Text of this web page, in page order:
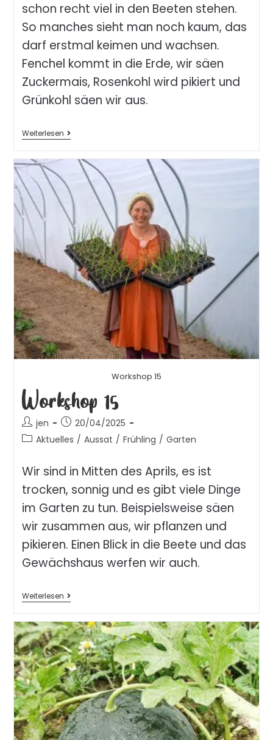
schon recht viel in den Beeten stehen.
So manches sieht man noch kaum, das
darf erstmal keimen und wachsen.
Fenchel kommt in die Erde, wir säen
Zuckermais, Rosenkohl wird pikiert und
Grünkohl säen wir aus.
Weiterlesen
Workshop 15
Workshop 15
jen
20/04/2025
Aktuelles / Aussat / Frühling / Garten
Wir sind in Mitten des Aprils, es ist
trocken, sonnig und es gibt viele Dinge
im Garten zu tun. Beispielsweise säen
wir zusammen aus, wir pflanzen und
pikieren. Einen Blick in die Beete und das
Gewächshaus werfen wir auch.
Weiterlesen